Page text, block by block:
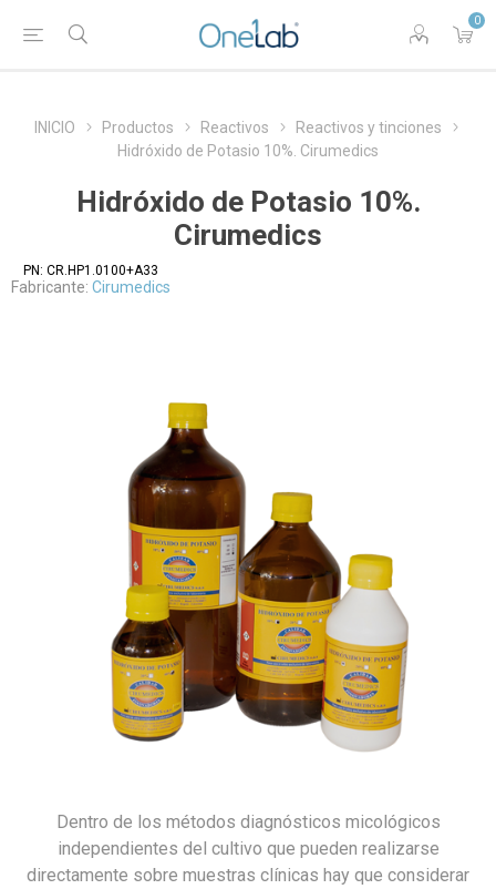
0
INICIO Productos Reactivos
Reactivos y tinciones
Hidróxido de Potasio 10%. Cirumedics
Hidróxido de Potasio 10%.
Cirumedics
PN: CR.HP1.0100+A33
Fabricante: Cirumedics
Dentro de los métodos diagnósticos micológicos
independientes del cultivo que pueden realizarse
directamente sobre muestras clínicas hay que considerar